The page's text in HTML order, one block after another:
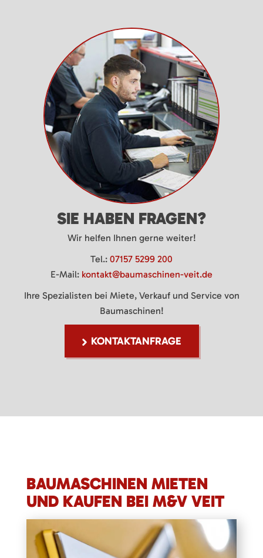
SIE HABEN FRAGEN?
Wir helfen Ihnen gerne weiter!
Tel.: 07157 5299 200
E-Mail: kontakt@baumaschinen-veit.de
Ihre Spezialisten bei Miete, Verkauf und Service von
Baumaschinen!
KONTAKTANFRAGE
BAUMASCHINEN MIETEN
UND KAUFEN BEI M&V VEIT